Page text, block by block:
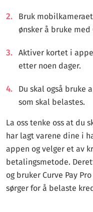
Bruk
ønsker å bruke med
Aktiver kortet i
etter noen dager.
Du skal også bruke
som skal belastes.
La oss tenke oss at du
har lagt varene dine i
appen og velger et av
betalingsmetode.
og bruker Curve Pay
sørger for å belaste